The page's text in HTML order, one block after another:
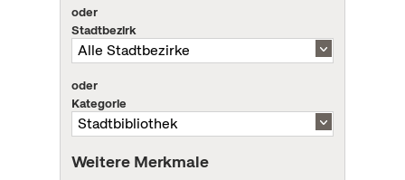
oder
Stadtbezirk
oder
Kategorie
Weitere Merkmale